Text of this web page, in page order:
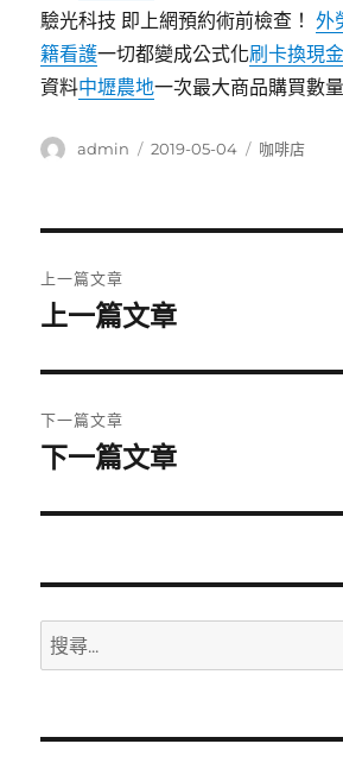
驗光科技 即上網預約術前檢查！外
籍看護一切都變成公式化刷卡換現
資料中壢農地一次最大商品購買數量
作
admin
發
2019-05-04
分
咖啡店
章
覽
上一篇文章
上
篇
文
章:
上一篇文章
下一篇文章
下
篇
章:
下一篇文章
搜
尋
鍵